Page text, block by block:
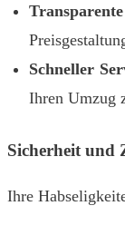
Schneller
Ihren Umzug
Sicherheit und
Ihre